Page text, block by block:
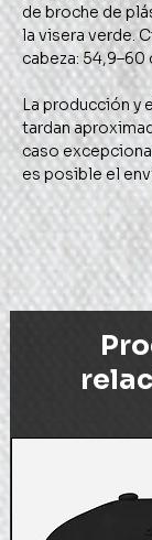
de broche de
la visera verde.
cabeza: 54,9–60
La producción y
tardan
caso
es posible el